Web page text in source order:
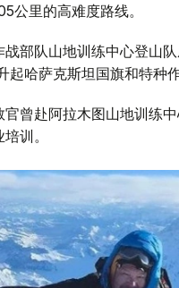
公里的高难度路线。
战部队山地训练中心登
起哈萨克斯坦国旗和特种
曾赴阿拉木图山地训练
训。